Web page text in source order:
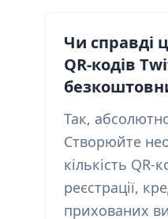
Чи справді
QR-кодів
Так,
Створюйте
кількість QR-
реєстрації,
прихованих